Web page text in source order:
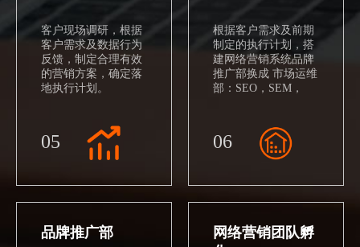
客户现场调研，根据
客户需求及数据行为
反馈，制定合理有效
的营销方案，确定落
地执行计划。
05
根据客户需求及前期
制定的执行计划，搭
建网络营销系统品牌
推广部换成 市场运维
部：SEO，SEM，
06
品牌推广部
网络营销团队孵